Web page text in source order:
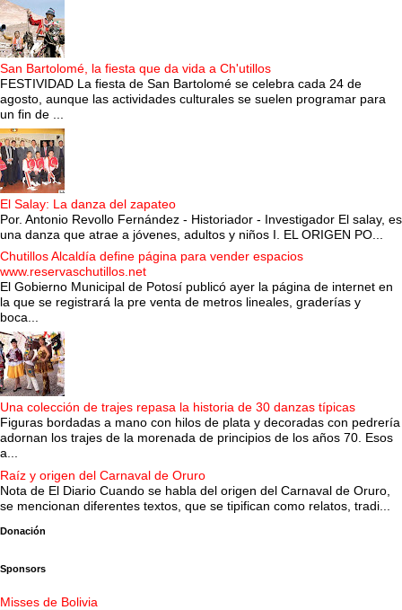
San Bartolomé, la fiesta que da vida a Ch'utillos
FESTIVIDAD La fiesta de San Bartolomé se celebra cada 24 de
agosto, aunque las actividades culturales se suelen programar para
un fin de ...
El Salay: La danza del zapateo
Por. Antonio Revollo Fernández - Historiador - Investigador El salay, es
una danza que atrae a jóvenes, adultos y niños I. EL ORIGEN PO...
Chutillos Alcaldía define página para vender espacios
www.reservaschutillos.net
El Gobierno Municipal de Potosí publicó ayer la página de internet en
la que se registrará la pre venta de metros lineales, graderías y
boca...
Una colección de trajes repasa la historia de 30 danzas típicas
Figuras bordadas a mano con hilos de plata y decoradas con pedrería
adornan los trajes de la morenada de principios de los años 70. Esos
a...
Raíz y origen del Carnaval de Oruro
Nota de El Diario Cuando se habla del origen del Carnaval de Oruro,
se mencionan diferentes textos, que se tipifican como relatos, tradi...
Donación
Sponsors
Misses de Bolivia